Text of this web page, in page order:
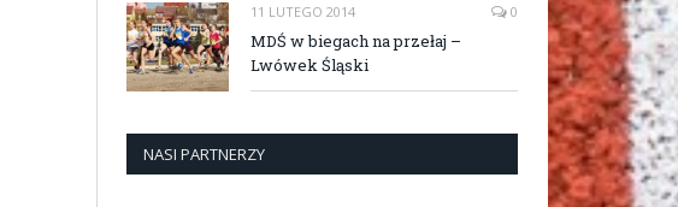
11 LUTEGO 2014 0
MDŚ w biegach na przełaj –
Lwówek Śląski
NASI PARTNERZY